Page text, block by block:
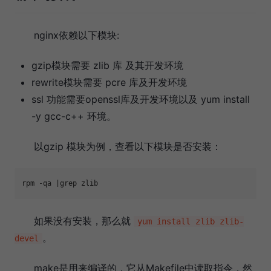
nginx依赖以下模块:
gzip模块需要 zlib 库 及其开发环境
rewrite模块需要 pcre 库及开发环境
ssl 功能需要openssl库及开发环境以及 yum install
-y gcc-c++ 环境。
以gzip 模块为例，查看以下模块是否安装：
rpm -qa |grep zlib
如果没有安装，那么就
yum install zlib zlib-
devel 。
make是用来编译的，它从Makefile中读取指令，然